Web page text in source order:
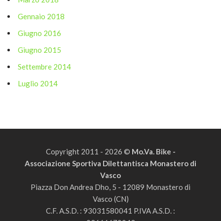
Gennaio 2018
Giugno 2016
Giugno 2015
Settembre 2014
Luglio 2014
Copyright 2011 - 2026 © Mo.Va. Bike -
Associazione Sportiva Dilettantisca Monastero di
Vasco
Piazza Don Andrea Dho, 5 - 12089 Monastero di
Vasco (CN)
C.F. A.S.D. : 93031580041 P.IVA A.S.D. :